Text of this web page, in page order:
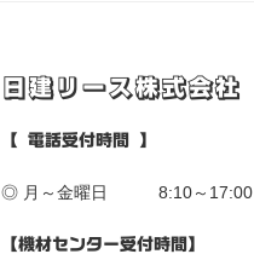
シ
日建リース株式会社
【 電話受付時間 】
◎ 月～金曜日 8:10～17:00
【機材センター受付時間】